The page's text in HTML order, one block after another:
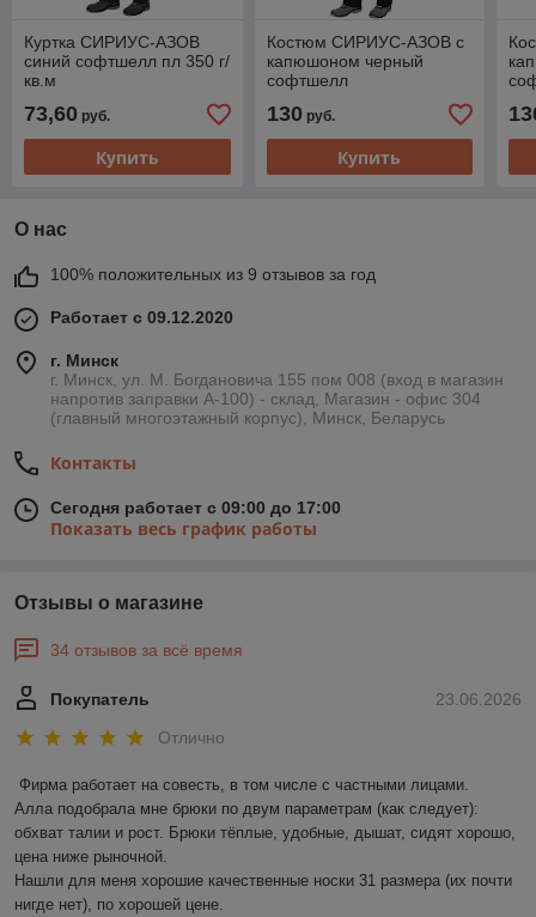
Куртка СИРИУС-АЗОВ
синий софтшелл пл 350 г/
кв.м
73,60 руб.
Купить
Костюм СИРИУС-АЗОВ с
капюшоном черный
софтшелл
130руб.
Купить
О нас
100% положительных из 9 отзывов за год
Работает с 09.12.2020
г. Минск
г. Минск, ул. М. Богдановича 155 пом 008 (вход в магазин
напротив заправки А-100) - склад, Магазин - офис 304
(главный многоэтажный корпус), Минск, Беларусь
Контакты
Сегодня работает с 09:00 до 17:00
Показать весь график работы
Отзывы о магазине
34 отзывов за всё время
23.06.2026
Покупатель
Отлично
Фирма работает на совесть, в том числе с частными лицами.
Алла подобрала мне брюки по двум параметрам (как следует):
обхват талии и рост. Брюки тёплые, удобные, дышат, сидят хорошо,
цена ниже рыночной.
Нашли для меня хорошие качественные носки 31 размера (их почти
нигде нет), по хорошей цене.